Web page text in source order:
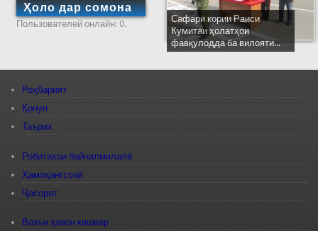
Ҳоло дар сомона
Пользователей онлайн: 0.
Сафари кории Раиси
Кумитаи ҳолатҳои
фавқулодда ба вилояти...
Роҳбарият
Қонун
Таърих
Робитаҳои байналмилалӣ
Ҳамоҳангсозӣ
Ҷасорат
Вазъи ҳавои кишвар